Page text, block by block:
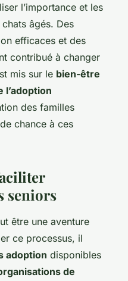
l’importance et les
âgés. Des
efficaces et des
contribué à changer
mis sur le bien-être
l’adoption
des familles
chance à ces
seniors
être une aventure
ce processus, il
adoption disponibles
de